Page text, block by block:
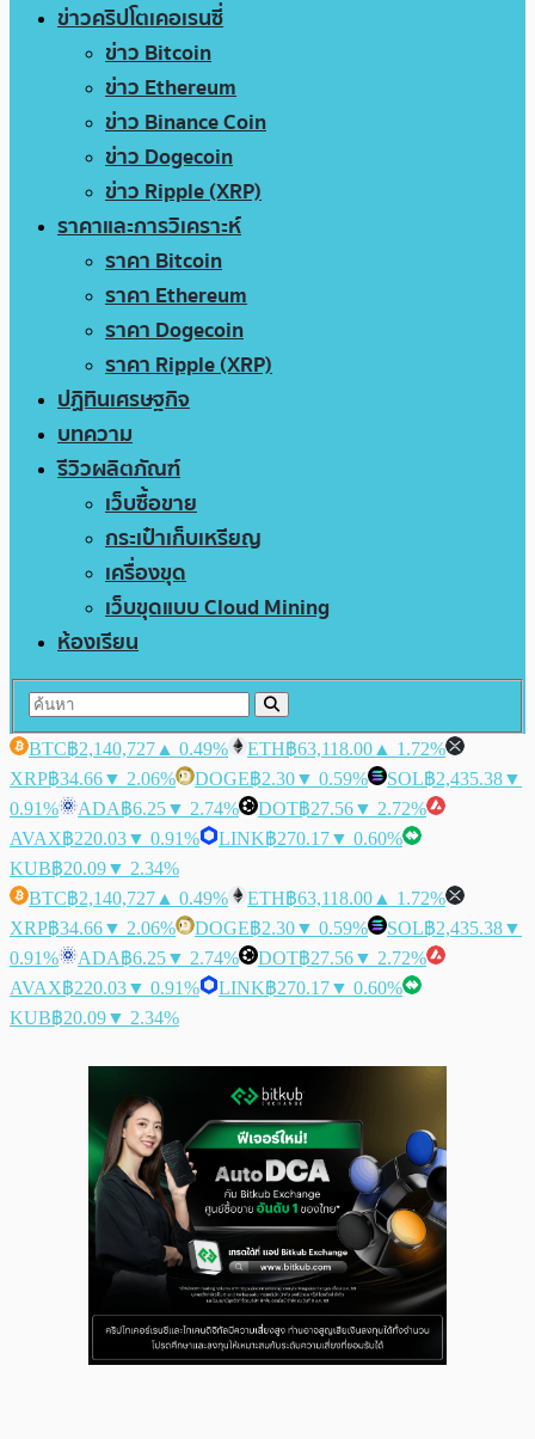
ข่าวคริปโตเคอเรนซี่
ข่าว Bitcoin
ข่าว Ethereum
ข่าว Binance Coin
ข่าว Dogecoin
ข่าว Ripple (XRP)
ราคาและการวิเคราะห์
ราคา Bitcoin
ราคา Ethereum
ราคา Dogecoin
ราคา Ripple (XRP)
ปฏิทินเศรษฐกิจ
บทความ
รีวิวผลิตภัณฑ์
เว็บซื้อขาย
กระเป๋าเก็บเหรียญ
เครื่องขุด
เว็บขุดแบบ Cloud Mining
ห้องเรียน
BTC฿2,140,727 ▲ 0.49% ETH฿63,118.00 ▲ 1.72%
XRP฿34.66▼ 2.06% DOGE฿2.30▼ 0.59% SOL฿2,435.38▼
0.91%
ADA฿6.25▼ 2.74% DOT฿27.56▼ 2.72%
AVAX฿220.03▼ 0.91% LINK฿270.17▼ 0.60%
KUB฿20.09▼ 2.34%
BTC฿2,140,727 ▲ 0.49% ETH฿63,118.00 ▲ 1.72%
XRP฿34.66▼ 2.06% DOGE฿2.30▼ 0.59% SOL฿2,435.38▼
0.91%
ADA฿6.25▼ 2.74% DOT฿27.56▼ 2.72%
AVAX฿220.03▼ 0.91% LINK฿270.17▼ 0.60%
KUB฿20.09▼ 2.34%